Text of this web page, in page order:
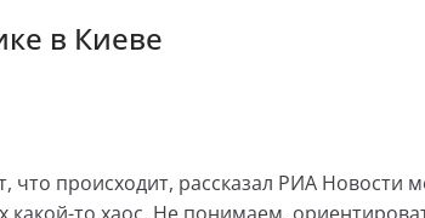
в Киеве
что происходит, рассказал РИА Новости